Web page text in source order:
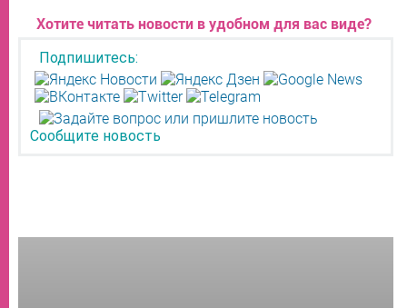
Хотите читать новости в удобном для вас виде?
Подпишитесь:
Сообщите новость